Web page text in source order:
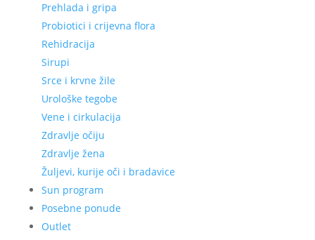
Prehlada i gripa
Probiotici i crijevna flora
Rehidracija
Sirupi
Srce i krvne žile
Urološke tegobe
Vene i cirkulacija
Zdravlje očiju
Zdravlje žena
Žuljevi, kurije oči i bradavice
Sun program
Posebne ponude
Outlet